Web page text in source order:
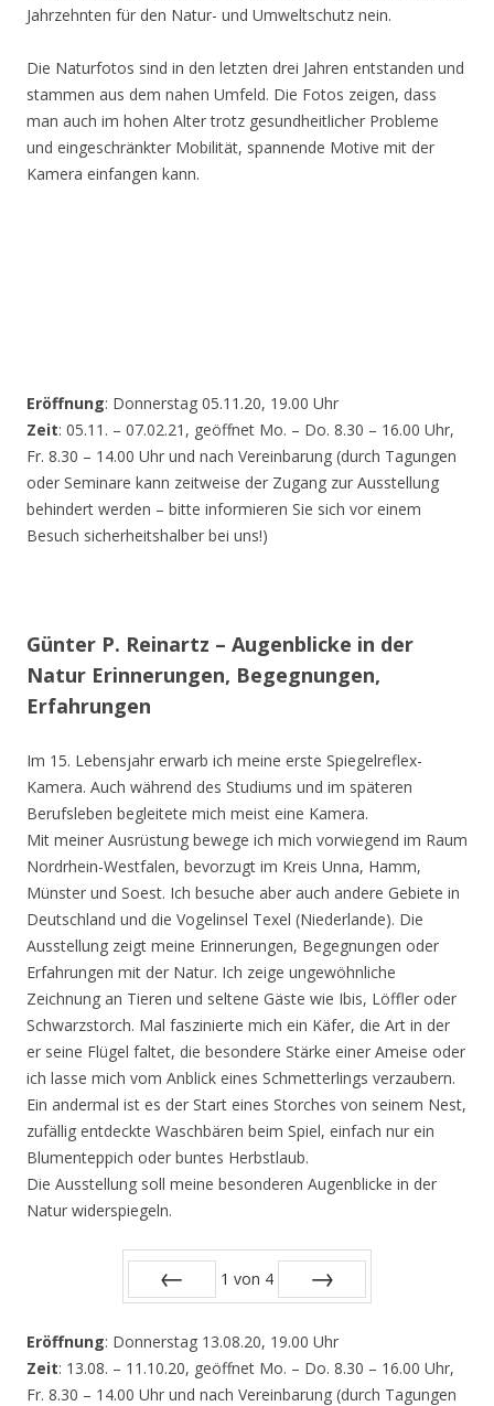
Jahrzehnten für den Natur- und Umweltschutz nein.
Die Naturfotos sind in den letzten drei Jahren entstanden und
stammen aus dem nahen Umfeld. Die Fotos zeigen, dass
man auch im hohen Alter trotz gesundheitlicher Probleme
und eingeschränkter Mobilität, spannende Motive mit der
Kamera einfangen kann.
Eröffnung: Donnerstag 05.11.20, 19.00 Uhr
Zeit: 05.11. – 07.02.21, geöffnet Mo. – Do. 8.30 – 16.00 Uhr,
Fr. 8.30 – 14.00 Uhr und nach Vereinbarung (durch Tagungen
oder Seminare kann zeitweise der Zugang zur Ausstellung
behindert werden – bitte informieren Sie sich vor einem
Besuch sicherheitshalber bei uns!)
Günter P. Reinartz – Augenblicke in der
Natur Erinnerungen, Begegnungen,
Erfahrungen
Im 15. Lebensjahr erwarb ich meine erste Spiegelreflex-
Kamera. Auch während des Studiums und im späteren
Berufsleben begleitete mich meist eine Kamera.
Mit meiner Ausrüstung bewege ich mich vorwiegend im Raum
Nordrhein-Westfalen, bevorzugt im Kreis Unna, Hamm,
Münster und Soest. Ich besuche aber auch andere Gebiete in
Deutschland und die Vogelinsel Texel (Niederlande). Die
Ausstellung zeigt meine Erinnerungen, Begegnungen oder
Erfahrungen mit der Natur. Ich zeige ungewöhnliche
Zeichnung an Tieren und seltene Gäste wie Ibis, Löffler oder
Schwarzstorch. Mal faszinierte mich ein Käfer, die Art in der
er seine Flügel faltet, die besondere Stärke einer Ameise oder
ich lasse mich vom Anblick eines Schmetterlings verzaubern.
Ein andermal ist es der Start eines Storches von seinem Nest,
zufällig entdeckte Waschbären beim Spiel, einfach nur ein
Blumenteppich oder buntes Herbstlaub.
Die Ausstellung soll meine besonderen Augenblicke in der
Natur widerspiegeln.
1 von 4
Eröffnung: Donnerstag 13.08.20, 19.00 Uhr
Zeit: 13.08. – 11.10.20, geöffnet Mo. – Do. 8.30 – 16.00 Uhr,
Fr. 8.30 – 14.00 Uhr und nach Vereinbarung (durch Tagungen